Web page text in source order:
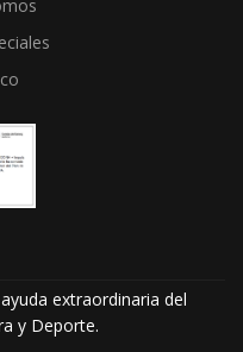
extraordinaria del
y Deporte.